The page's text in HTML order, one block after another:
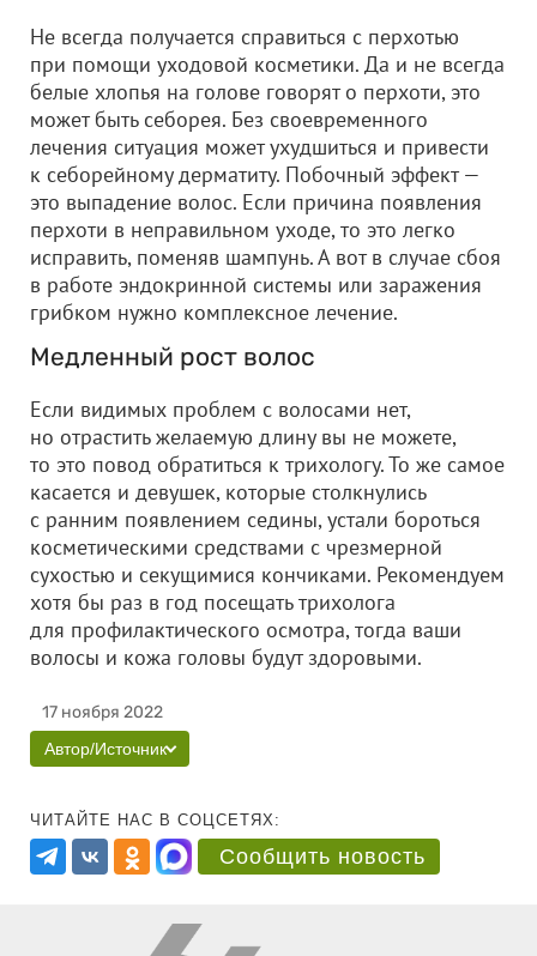
Не всегда получается справиться с перхотью
при помощи уходовой косметики. Да и не всегда
белые хлопья на голове говорят о перхоти, это
может быть себорея. Без своевременного
лечения ситуация может ухудшиться и привести
к себорейному дерматиту. Побочный эффект —
это выпадение волос. Если причина появления
перхоти в неправильном уходе, то это легко
исправить, поменяв шампунь. А вот в случае сбоя
в работе эндокринной системы или заражения
грибком нужно комплексное лечение.
Медленный рост волос
Если видимых проблем с волосами нет,
но отрастить желаемую длину вы не можете,
то это повод обратиться к трихологу. То же самое
касается и девушек, которые столкнулись
с ранним появлением седины, устали бороться
косметическими средствами с чрезмерной
сухостью и секущимися кончиками. Рекомендуем
хотя бы раз в год посещать трихолога
для профилактического осмотра, тогда ваши
волосы и кожа головы будут здоровыми.
17 ноября 2022
Автор/Источник
ЧИТАЙТЕ НАС В СОЦСЕТЯХ:
Сообщить новость